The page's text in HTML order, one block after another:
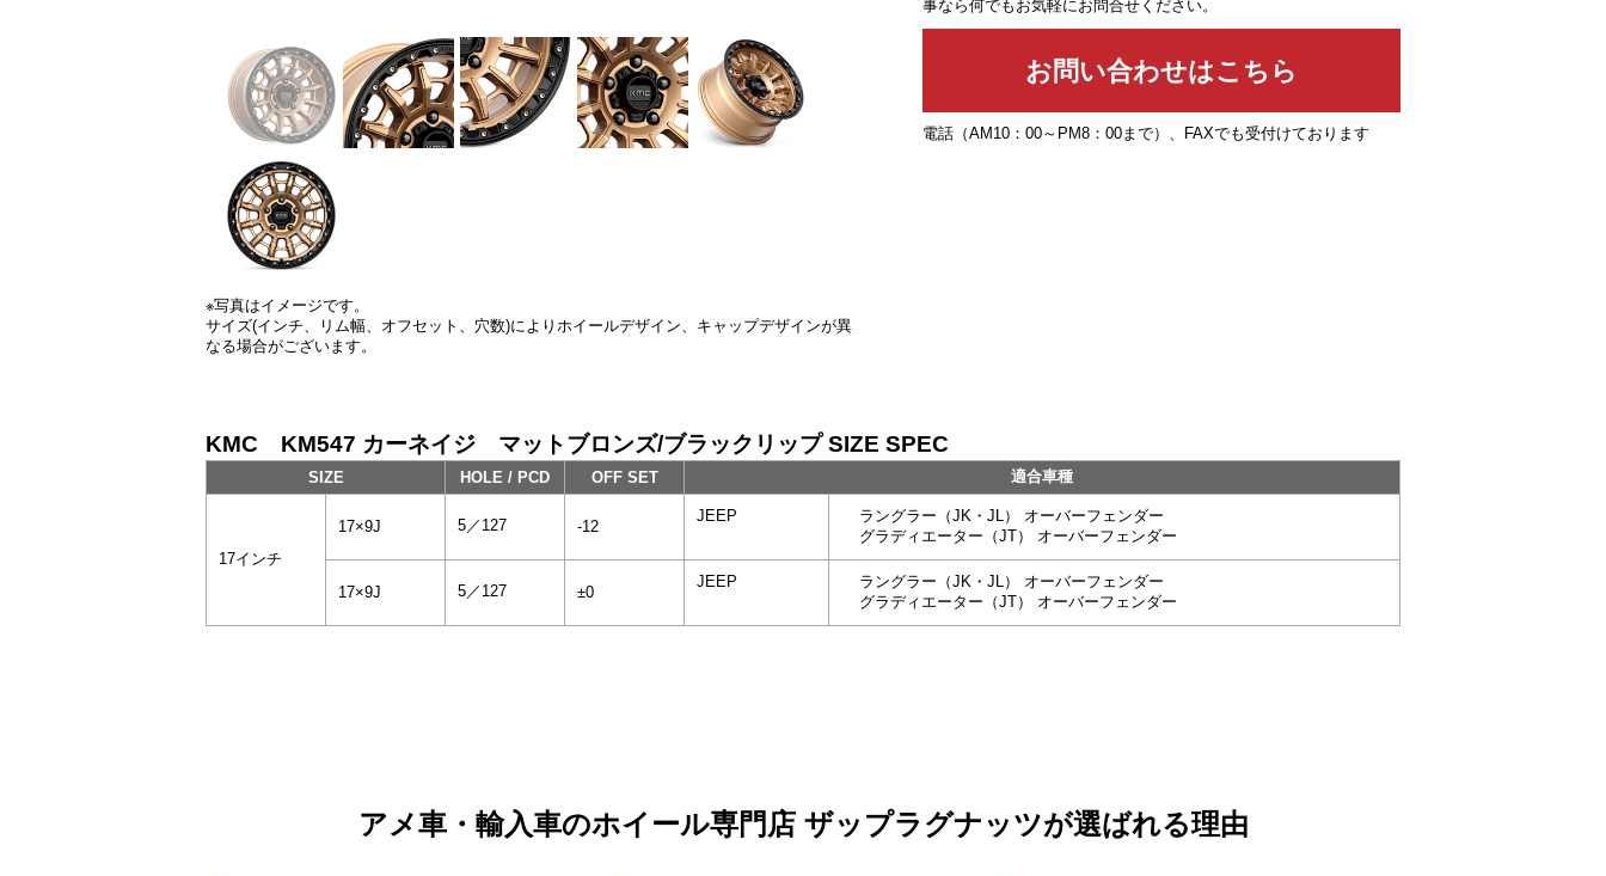
※写真はイメージです。
サイズ(インチ、リム幅、オフセット、穴数)によりホイールデザイン、キャップデザインが異
なる場合がございます。
事なら何でもお気軽にお問合せください。
電話（AM10：00～PM8：00まで）、FAXでも受付けております
KMC KM547 カーネイジ マットブロンズ/ブラックリップ SIZE SPEC
SIZE HOLE / PCD OFF SET 適合車種
17インチ
17×9J 5／127 -12
JEEP
ラングラー（JK・JL） オーバーフェンダー
グラディエーター（JT） オーバーフェンダー
17×9J 5／127 ±0
JEEP
ラングラー（JK・JL） オーバーフェンダー
グラディエーター（JT） オーバーフェンダー
アメ車・輸入車のホイール専門店 ザップラグナッツが選ばれる理由